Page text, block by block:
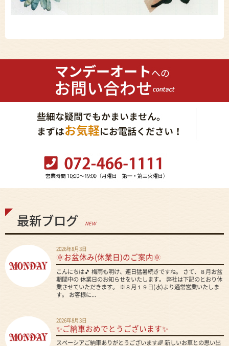
最新ブログ NEW
2026年8月3日
🌞お盆休み(休業日)のご案内🌞
こんにちは🎵 梅雨も明け、連日猛暑続きですね。 さて、８月お盆
期間中の 休業日のお知らせをいたします。 弊社は下記のとおり休
業させていただきます。 ※８月１９日(水)より通常営業いたしま
す。 お客様に...
2026年8月3日
✨ご納車おめでとうございます✨
スペーシアご納車ありがとうございます🌈 新しいお車との思い出